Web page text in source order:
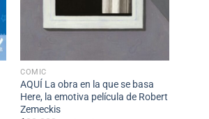
CÓMIC
AQUÍ La obra en la que se basa
Here, la emotiva película de Robert
Zemeckis